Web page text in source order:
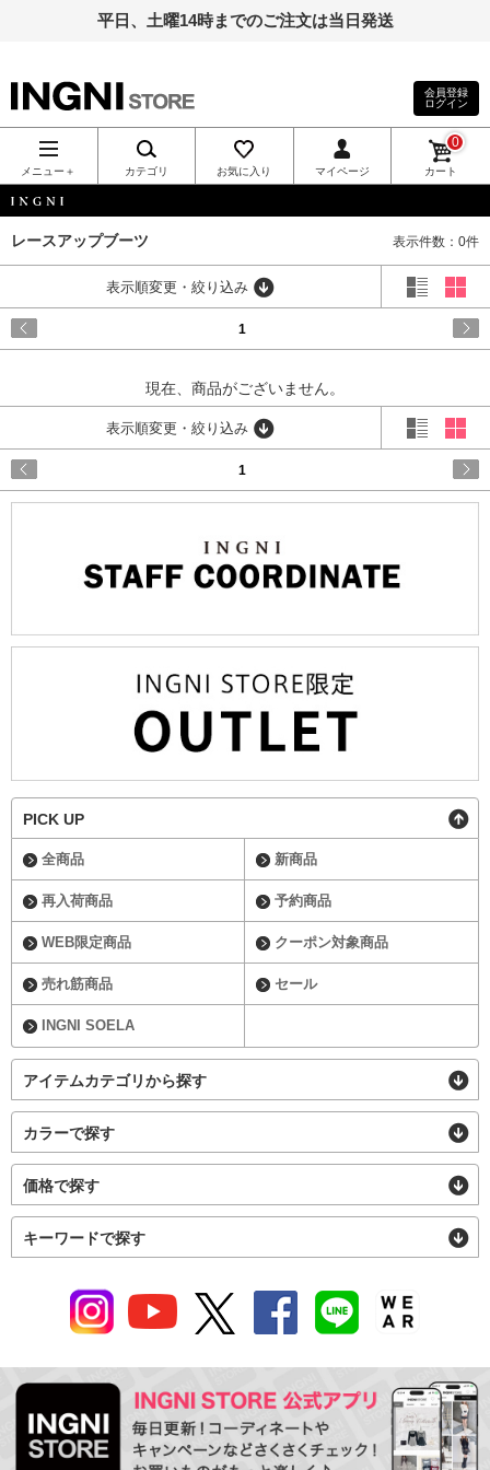
平日、土曜14時までのご注文は当日発送
INGNI（イン
グ）公式通
販｜INGNI
STORE
会員登録
ログイン
メニュー＋ カテゴリ お気に入り マイページ カート
0
レースアップブーツ 表示件数：0件
表示順変更・絞り込み
1
現在、商品がございません。
表示順変更・絞り込み
1
PICK UP
全商品 新商品
再入荷商品 予約商品
WEB限定商品 クーポン対象商品
売れ筋商品 セール
INGNI SOELA
アイテムカテゴリから探す
カラーで探す
価格で探す
キーワードで探す